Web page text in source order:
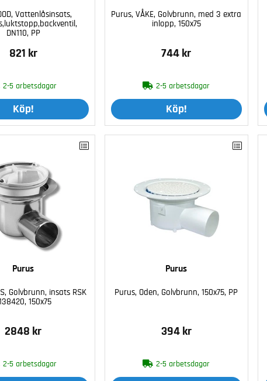
Vattenlåsinsats,
DN110, PP
821 kr
2-5 arbetsdagar
Köp!
Purus, VÅKE, Golvbrunn, med 3 extra
inlopp, 150x75
744 kr
2-5 arbetsdagar
Köp!
Purus
Golvbrunn, insats RSK
150x75
2848 kr
2-5 arbetsdagar
Purus
Purus, Oden, Golvbrunn, 150x75, PP
394 kr
2-5 arbetsdagar